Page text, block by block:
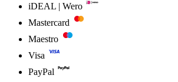
iDEAL | Wero
Mastercard
Maestro
Visa
PayPal